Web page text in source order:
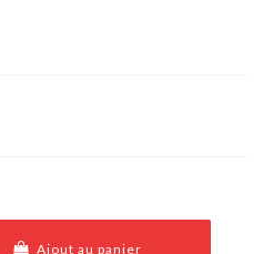
Ajout au panier